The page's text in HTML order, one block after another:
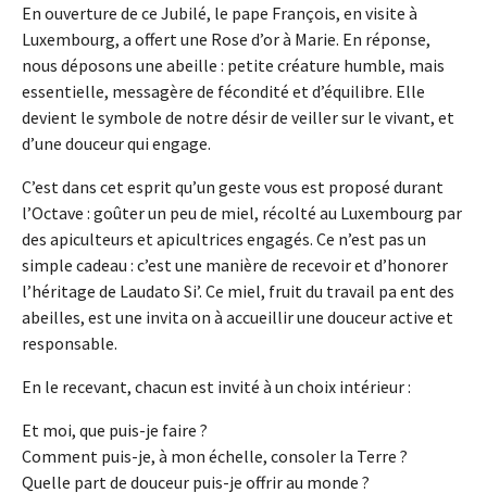
En ouverture de ce Jubilé, le pape François, en visite à
Luxembourg, a offert une Rose d’or à Marie. En réponse,
nous déposons une abeille : petite créature humble, mais
essentielle, messagère de fécondité et d’équilibre. Elle
devient le symbole de notre désir de veiller sur le vivant, et
d’une douceur qui engage.
C’est dans cet esprit qu’un geste vous est proposé durant
l’Octave : goûter un peu de miel, récolté au Luxembourg par
des apiculteurs et apicultrices engagés. Ce n’est pas un
simple cadeau : c’est une manière de recevoir et d’honorer
l’héritage de Laudato Si’. Ce miel, fruit du travail pa ent des
abeilles, est une invita on à accueillir une douceur active et
responsable.
En le recevant, chacun est invité à un choix intérieur :
Et moi, que puis-je faire ?
Comment puis-je, à mon échelle, consoler la Terre ?
Quelle part de douceur puis-je offrir au monde ?